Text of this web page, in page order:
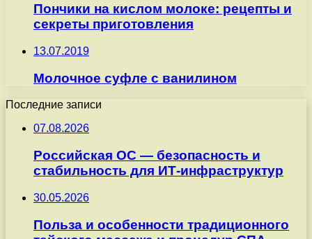
Пончики на кислом молоке: рецепты и
секреты приготовления
13.07.2019
Молочное суфле с ванилином
Последние записи
07.08.2026
Российская ОС — безопасность и
стабильность для ИТ-инфраструктур
30.05.2026
Польза и особенности традиционного